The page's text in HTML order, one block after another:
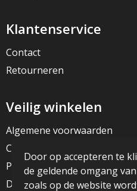
Klantenservice
Contact
Retourneren
Veilig winkelen
Algemene voorwaarden
Cookieverklaring
Privacyverklaring
Disclaimer
Door op accepteren te
de geldende omgang
zoals op de website